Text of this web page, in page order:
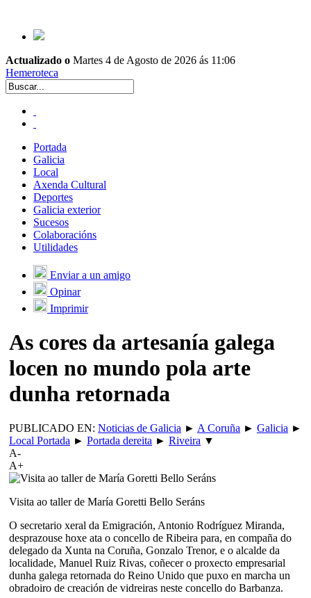
Actualizado o Martes 4 de Agosto de 2026 ás 11:06
Hemeroteca
Portada
Galicia
Local
Axenda Cultural
Deportes
Galicia exterior
Sucesos
Colaboracións
Utilidades
Enviar a un amigo
Opinar
Imprimir
As cores da artesanía galega
locen no mundo pola arte
dunha retornada
PUBLICADO EN: Noticias de Galicia ► A Coruña ► Galicia ►
Local Portada ► Portada dereita ► Riveira ▼
A-
A+
Visita ao taller de María Goretti Bello Seráns
O secretario xeral da Emigración, Antonio Rodríguez Miranda,
desprazouse hoxe ata o concello de Ribeira para, en compaña do
delegado da Xunta na Coruña, Gonzalo Trenor, e o alcalde da
localidade, Manuel Ruiz Rivas, coñecer o proxecto empresarial
dunha galega retornada do Reino Unido que puxo en marcha un
obradoiro de creación de vidreiras neste concello do Barbanza.